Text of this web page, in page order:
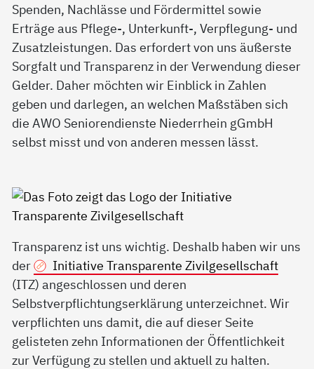
Spenden, Nachlässe und Fördermittel sowie
Erträge aus Pflege-, Unterkunft-, Verpflegung- und
Zusatzleistungen. Das erfordert von uns äußerste
Sorgfalt und Transparenz in der Verwendung dieser
Gelder. Daher möchten wir Einblick in Zahlen
geben und darlegen, an welchen Maßstäben sich
die AWO Seniorendienste Niederrhein gGmbH
selbst misst und von anderen messen lässt.
Transparenz ist uns wichtig. Deshalb haben wir uns
der
Initiative Transparente Zivilgesellschaft
(ITZ) angeschlossen und deren
Selbstverpflichtungserklärung unterzeichnet. Wir
verpflichten uns damit, die auf dieser Seite
gelisteten zehn Informationen der Öffentlichkeit
zur Verfügung zu stellen und aktuell zu halten.